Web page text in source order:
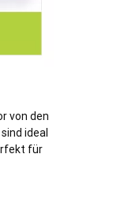
von den
ideal
für